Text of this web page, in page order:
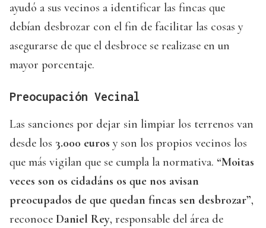
ayudó a sus vecinos a identificar las fincas que
debían desbrozar con el fin de facilitar las cosas y
asegurarse de que el desbroce se realizase en un
mayor porcentaje.
Preocupación Vecinal
Las sanciones por dejar sin limpiar los terrenos van
desde los 3.000 euros y son los propios vecinos los
que más vigilan que se cumpla la normativa. “Moitas
veces son os cidadáns os que nos avisan
preocupados de que quedan fincas sen desbrozar”,
reconoce Daniel Rey, responsable del área de